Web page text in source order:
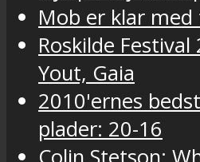
Mob er klar
Roskilde
Yout, Gaia
2010'ernes
plader: 20-16